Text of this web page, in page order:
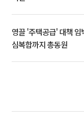
영끌 '주택공급' 대책
심복합까지 총동원